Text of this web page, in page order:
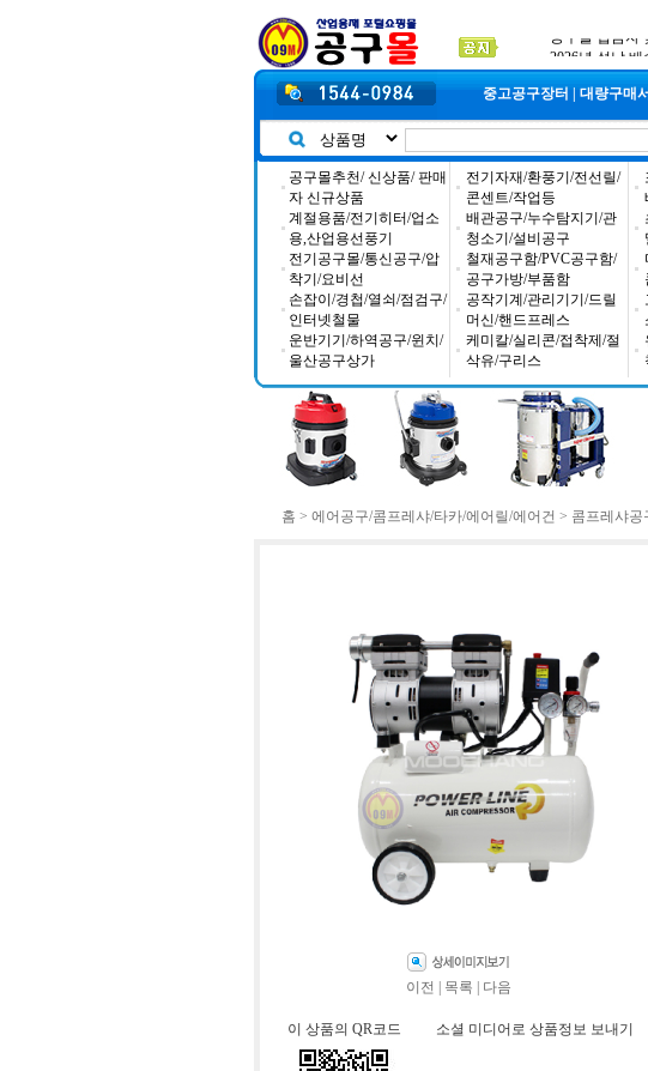
공구몰 입금자
중고공구장터 대량구매
공구몰추천/ 신상품/ 판매
자 신규상품
계절용품/전기히터/업소
용,산업용선풍기
전기공구몰/통신공구/압
착기/요비선
손잡이/경첩/열쇠/점검구/
인터넷철물
운반기기/하역공구/윈치/
울산공구상가
전기자재/환풍기/전선릴/
콘센트/작업등
배관공구/누수탐지기/관
청소기/설비공구
철재공구함/PVC공구함/
공구가방/부품함
공작기계/관리기기/드릴
머신/핸드프레스
케미칼/실리콘/접착제/절
삭유/구리스
홈 > 에어공구/콤프레샤/타카/에어릴/에어건 > 콤프레샤공
이전 목록 다음
이 상품의 QR코드 소셜 미디어로 상품정보 보내기